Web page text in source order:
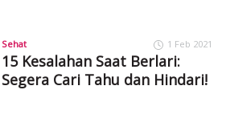
Sehat 1 Feb 2021
15 Kesalahan Saat Berlari:
Segera Cari Tahu dan Hindari!